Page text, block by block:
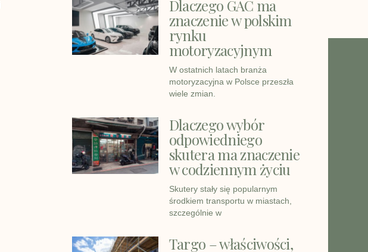
Dlaczego GAC ma
znaczenie w polskim
rynku
motoryzacyjnym
W ostatnich latach branża
motoryzacyjna w Polsce przeszła
wiele zmian.
Dlaczego wybór
odpowiedniego
skutera ma znaczenie
w codziennym życiu
Skutery stały się popularnym
środkiem transportu w miastach,
szczególnie w
Targo – właściwości,